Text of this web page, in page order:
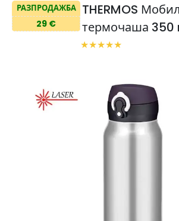
РАЗПРОДАЖБА
29 €
THERMOS
термочаша 350